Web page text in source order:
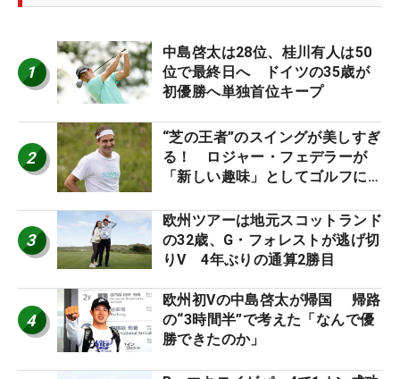
1
中島啓太は28位、桂川有人は50
位で最終日へ ドイツの35歳が
初優勝へ単独首位キープ
2
“芝の王者”のスイングが美しすぎ
る！ ロジャー・フェデラーが
「新しい趣味」としてゴルフに挑
3
欧州ツアーは地元スコットランド
の32歳、G・フォレストが逃げ切
りV 4年ぶりの通算2勝目
4
欧州初Vの中島啓太が帰国 帰路
の“3時間半”で考えた「なんで優
勝できたのか」